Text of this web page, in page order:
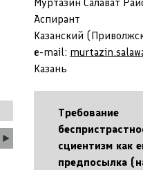
Аспирант
Казанский
e-mail:
Казань
Требование
сциентизм как
предпосылка